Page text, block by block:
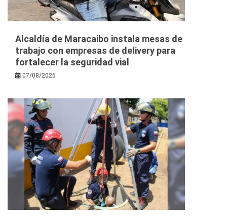
Alcaldía de Maracaibo instala mesas de
trabajo con empresas de delivery para
fortalecer la seguridad vial
07/08/2026